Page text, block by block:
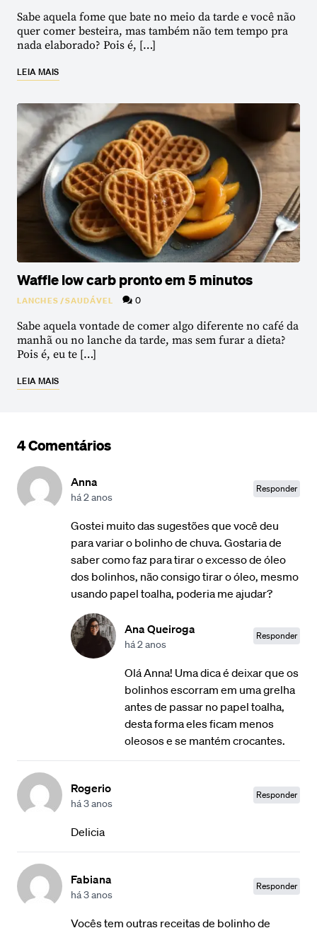
Sabe aquela fome que bate no meio da tarde e você não
quer comer besteira, mas também não tem tempo pra
nada elaborado? Pois é, […]
LEIA MAIS
Waffle low carb pronto em 5 minutos
LANCHES/SAUDÁVEL 0
Sabe aquela vontade de comer algo diferente no café da
manhã ou no lanche da tarde, mas sem furar a dieta?
Pois é, eu te […]
LEIA MAIS
4 Comentários
Anna
há 2 anos
Responder
Gostei muito das sugestões que você deu
para variar o bolinho de chuva. Gostaria de
saber como faz para tirar o excesso de óleo
dos bolinhos, não consigo tirar o óleo, mesmo
usando papel toalha, poderia me ajudar?
Ana Queiroga
há 2 anos
Responder
Olá Anna! Uma dica é deixar que os
bolinhos escorram em uma grelha
antes de passar no papel toalha,
desta forma eles ficam menos
oleosos e se mantém crocantes.
Rogerio
há 3 anos
Responder
Delicia
Fabiana
há 3 anos
Responder
Vocês tem outras receitas de bolinho de